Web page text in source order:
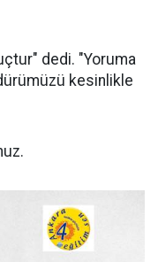
dedi. "Yoruma
kesinlikle